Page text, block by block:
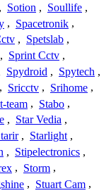
, Sotion , Soullife ,
, Spacetronik ,
, Spetslab ,
, Sprint Cctv ,
Spydroid , Spytech ,
, Sricctv , Srihome ,
team , Stabo ,
, Star Vedia ,
, Starlight ,
, Stipelectronics ,
, Storm ,
, Stuart Cam ,